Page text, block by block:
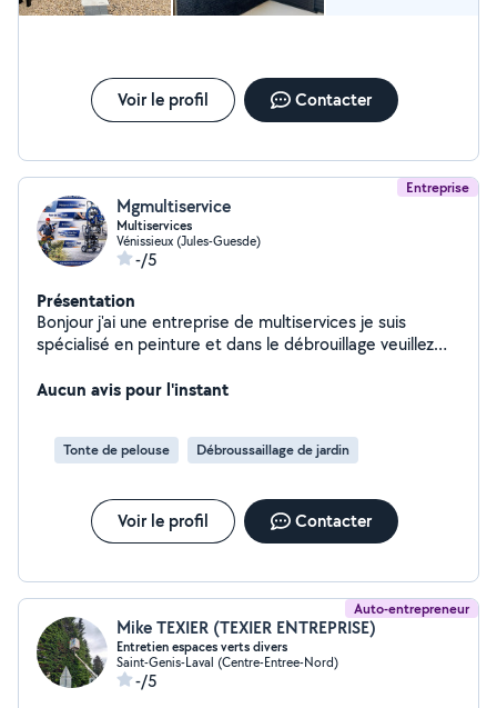
Voir le profil Contacter
Entreprise
Mgmultiservice
Multiservices
Vénissieux (Jules-Guesde)
-/5
Présentation
Bonjour j'ai une entreprise de multiservices je suis
spécialisé en peinture et dans le débrouillage veuillez
Aucun avis pour l'instant
Tonte de pelouse Débroussaillage de jardin
Voir le profil Contacter
Auto-entrepreneur
Mike TEXIER (TEXIER ENTREPRISE)
Entretien espaces verts divers
Saint-Genis-Laval (Centre-Entree-Nord)
-/5